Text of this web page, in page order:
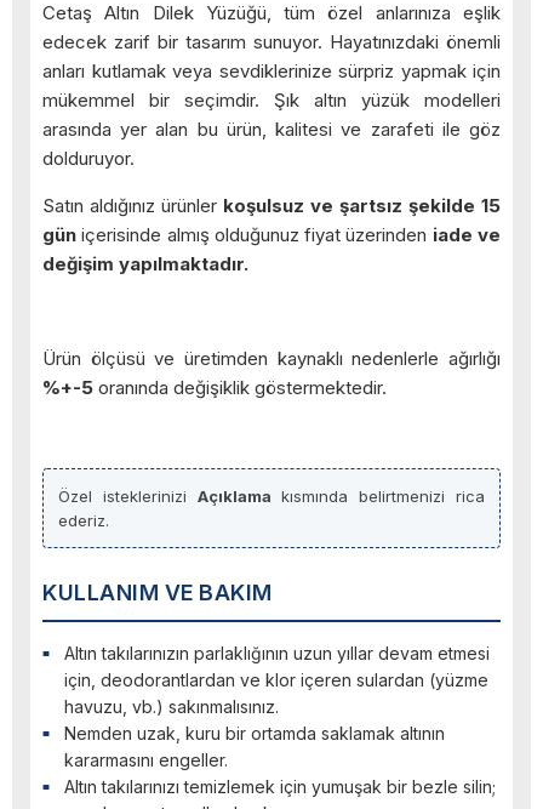
Cetaş Altın Dilek Yüzüğü, tüm özel anlarınıza eşlik
edecek zarif bir tasarım sunuyor. Hayatınızdaki önemli
anları kutlamak veya sevdiklerinize sürpriz yapmak için
mükemmel bir seçimdir. Şık altın yüzük modelleri
arasında yer alan bu ürün, kalitesi ve zarafeti ile göz
dolduruyor.
Satın aldığınız ürünler koşulsuz ve şartsız şekilde 15
gün içerisinde almış olduğunuz fiyat üzerinden iade ve
değişim yapılmaktadır.
Ürün ölçüsü ve üretimden kaynaklı nedenlerle ağırlığı
%+-5 oranında değişiklik göstermektedir.
Özel isteklerinizi Açıklama kısmında belirtmenizi rica
ederiz.
KULLANIM VE BAKIM
Altın takılarınızın parlaklığının uzun yıllar devam etmesi
için, deodorantlardan ve klor içeren sulardan (yüzme
havuzu, vb.) sakınmalısınız.
Nemden uzak, kuru bir ortamda saklamak altının
kararmasını engeller.
Altın takılarınızı temizlemek için yumuşak bir bezle silin;